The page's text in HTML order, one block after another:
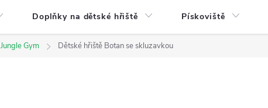
Doplňky na dětské hřiště Pískoviště
Jungle Gym Dětské hřiště Botan se skluzavkou